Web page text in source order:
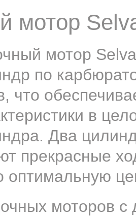
мотор
мотор
по
что
в
Два
прекрасные
оптимальную
моторов